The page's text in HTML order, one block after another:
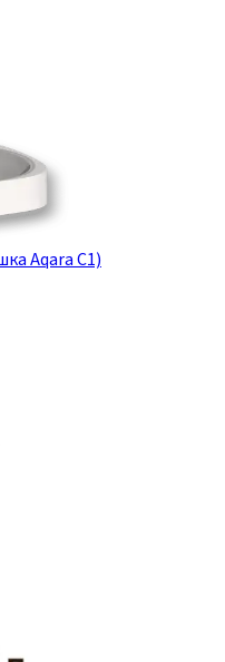
Aqara C1)